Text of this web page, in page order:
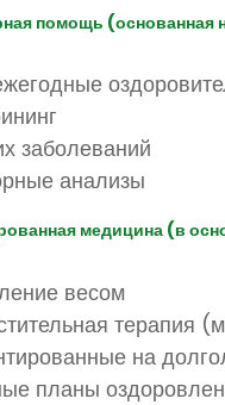
помощь (основанная
заболеваний
анализы
медицина (в
весом
терапия
на
планы